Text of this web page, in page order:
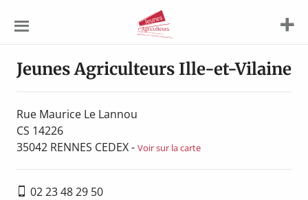
Agriculteurs
Jeunes Agriculteurs Ille-et-Vilaine
Rue Maurice Le Lannou
CS 14226
35042 RENNES CEDEX- Voir sur la carte
02 23 48 29 50